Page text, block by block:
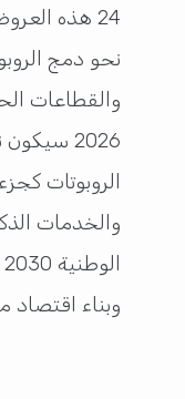
24 هذه
نحو دمج
والقطاعات
2026
الروبوتات
والخدمات
وبناء